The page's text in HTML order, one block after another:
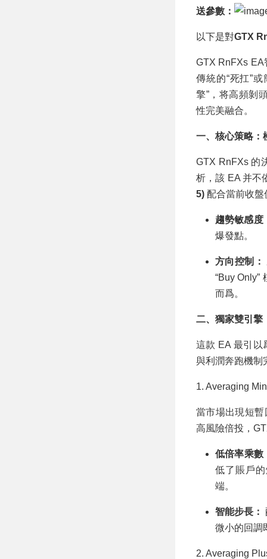
送參數：
以下是對GTX
GTX RnFXs
傳統的“死扛”
擎”，将高頻剝
性完美融合。
一、核心策略：
GTX RnFXs 的
析，該 EA 并不
5) 配合當前收
趨勢敏感度
爆發點。
方向控制：
“Buy
而爲。
二、獨家雙引
這款 EA 最引以
與利潤奔跑機制
1. Averaging
當市場出現短暫
高風險倍投，
低倍率乘數
低了賬戶
端。
智能步長：
微小的回調
2. Averaging